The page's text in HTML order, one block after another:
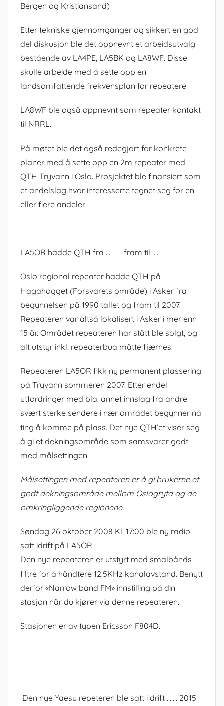
Bergen og Kristiansand)
Etter tekniske gjennomganger og sikkert en god
del diskusjon ble det oppnevnt et arbeidsutvalg
bestående av LA4PE, LA5BK og LA8WF. Disse
skulle arbeide med å sette opp en
landsomfattende frekvensplan for repeatere.
LA8WF ble også oppnevnt som repeater kontakt
til NRRL.
På møtet ble det også redegjort for konkrete
planer med å sette opp en 2m repeater med
QTH Tryvann i Oslo. Prosjektet ble finansiert som
et andelslag hvor interesserte tegnet seg for en
eller flere andeler.
LA5OR hadde QTH fra …. fram til …..
Oslo regional repeater hadde QTH på
Hagahogget (Forsvarets område) i Asker fra
begynnelsen på 1990 tallet og fram til 2007.
Repeateren var altså lokalisert i Asker i mer enn
15 år. Området repeateren har stått ble solgt, og
alt utstyr inkl. repeaterbua måtte fjærnes.
Repeateren LA5OR fikk ny permanent plassering
på Tryvann sommeren 2007. Etter endel
utfordringer med bla. annet innslag fra andre
svært sterke sendere i nær området begynner nå
ting å komme på plass. Det nye QTH’et viser seg
å gi et dekningsområde som samsvarer godt
med målsettingen.
Målsettingen med repeateren er å gi brukerne et
godt dekningsområde mellom Oslogryta og de
omkringliggende regionene.
Søndag 26 oktober 2008 Kl. 17:00 ble ny radio
satt idrift på LA5OR.
Den nye repeateren er utstyrt med smalbånds
filtre for å håndtere 12.5KHz kanalavstand. Benytt
derfor «Narrow band FM» innstilling på din
stasjon når du kjører via denne repeateren.
Stasjonen er av typen Ericsson F804D.
Den nye Yaesu repeteren ble satt i drift ……. 2015